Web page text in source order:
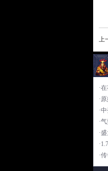
上
·
·
·
·
·
·